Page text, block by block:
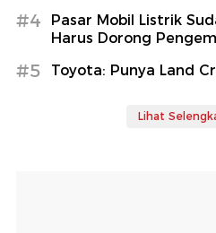
#4
Pasar Mobil Listrik
Harus Dorong
#5 Toyota: Punya Land
Lihat